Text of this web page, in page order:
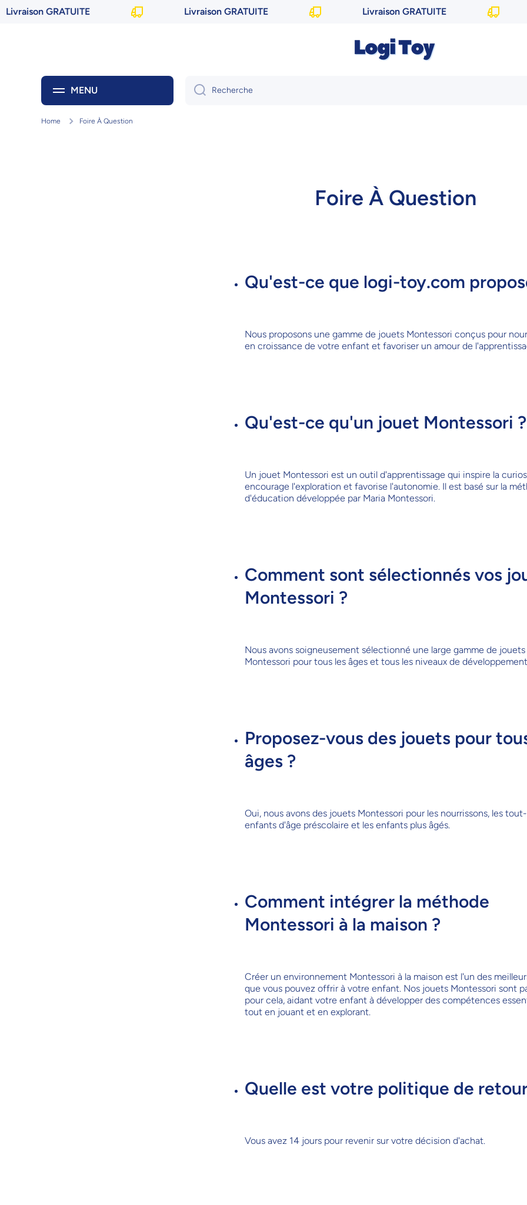
Ignorer et passer au contenu
GRATUITE Livraison GRATUITE Livraison GRATUITE
MENU Recherche
Home Foire À Question
Foire À Question
Qu'est-ce que logi-toy.com
Nous proposons une gamme de jouets Montessori conçus pour
en croissance de votre enfant et favoriser un amour de
Qu'est-ce qu'un jouet Montessori ?
Un jouet Montessori est un outil d'apprentissage qui inspire la
encourage l'exploration et favorise l'autonomie. Il est basé sur la
d'éducation développée par Maria Montessori.
Comment sont sélectionnés vos
Montessori ?
Nous avons soigneusement sélectionné une large gamme de jouets
Montessori pour tous les âges et tous les niveaux de
Proposez-vous des jouets pour
âges ?
Oui, nous avons des jouets Montessori pour les nourrissons, les
enfants d'âge préscolaire et les enfants plus âgés.
Comment intégrer la méthode
Montessori à la maison ?
Créer un environnement Montessori à la maison est l'un des
que vous pouvez offrir à votre enfant. Nos jouets Montessori sont
pour cela, aidant votre enfant à développer des compétences
tout en jouant et en explorant.
Quelle est votre politique de
Vous avez 14 jours pour revenir sur votre décision d'achat.